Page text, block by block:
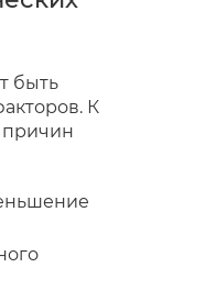
быть
К
причин